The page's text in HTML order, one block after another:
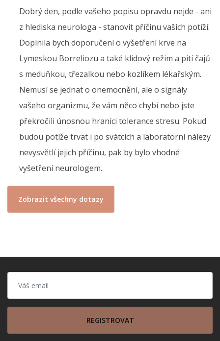
Dobrý den, podle vašeho popisu opravdu nejde - ani
z hlediska neurologa - stanovit příčinu vašich potíží.
Doplnila bych doporučení o vyšetření krve na
Lymeskou Borreliozu a také klidový režim a pití čajů
s meduňkou, třezalkou nebo kozlíkem lékařským.
Nemusí se jednat o onemocnění, ale o signály
vašeho organizmu, že vám něco chybí nebo jste
překročili únosnou hranici tolerance stresu. Pokud
budou potíže trvat i po svátcích a laboratorní nálezy
nevysvětlí jejich příčinu, pak by bylo vhodné
vyšetření neurologem.
Zobrazit všechny dotazy
REGISTROVAT